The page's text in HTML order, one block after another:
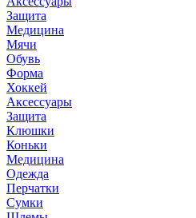
Защита
Медицина
Мячи
Обувь
Форма
Хоккей
Аксессуары
Защита
Клюшки
Коньки
Медицина
Одежда
Перчатки
Сумки